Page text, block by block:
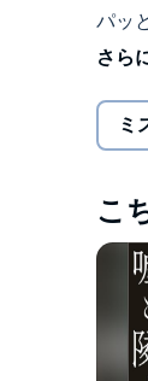
パッ
く。
半
『
一気
ミ
こ